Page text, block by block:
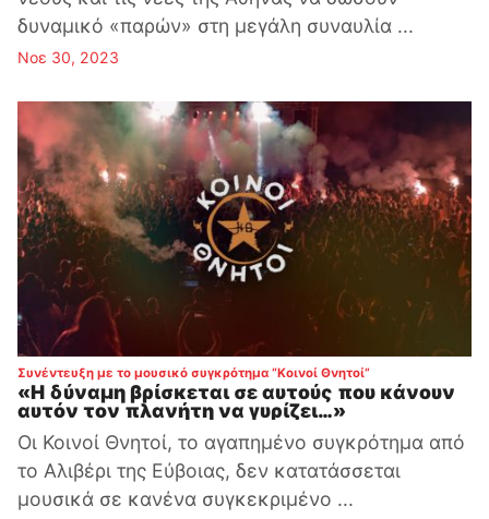
δυναμικό «παρών» στη μεγάλη συναυλία ...
Νοε 30, 2023
Συνέντευξη με το μουσικό συγκρότημα “Κοινοί Θνητοί”:
«Η δύναμη βρίσκεται σε αυτούς που κάνουν
αυτόν τον πλανήτη να γυρίζει…»
Οι Κοινοί Θνητοί, το αγαπημένο συγκρότημα από
το Αλιβέρι της Εύβοιας, δεν κατατάσσεται
μουσικά σε κανένα συγκεκριμένο ...